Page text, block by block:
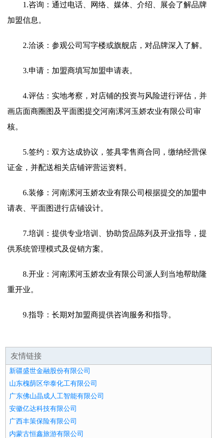
1.咨询：通过电话、网络、媒体、介绍、展会了解品牌
加盟信息。
2.洽谈：参观公司写字楼或旗舰店，对品牌深入了解。
3.申请：加盟商填写加盟申请表。
4.评估：实地考察，对店铺的投资与风险进行评估，并
画店面商圈图及平面图提交河南漯河玉娇农业有限公司审
核。
5.签约：双方达成协议，签具零售商合同，缴纳经营保
证金，并配送相关店铺评营运资料。
6.装修：河南漯河玉娇农业有限公司根据提交的加盟申
请表、平面图进行店铺设计。
7.培训：提供专业培训、协助货品陈列及开业指导，提
供系统管理模式及促销方案。
8.开业：河南漯河玉娇农业有限公司派人到当地帮助隆
重开业。
9.指导：长期对加盟商提供咨询服务和指导。
友情链接
新疆盛世金融股份有限公司
山东槐荫区华泰化工有限公司
广东佛山晶成人工智能有限公司
安徽亿达科技有限公司
广西丰策保险有限公司
内蒙古恒鑫旅游有限公司